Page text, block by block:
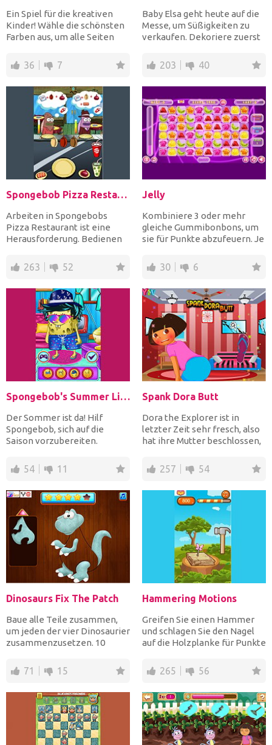
Ein Spiel für die kreativen
Kinder! Wähle die schönsten
Farben aus, um alle Seiten
36 7
Baby Elsa geht heute auf die
Messe, um Süßigkeiten zu
verkaufen. Dekoriere zuerst
203 40
Spongebob Pizza Restaurant
Arbeiten in Spongebobs
Pizza Restaurant ist eine
Herausforderung. Bedienen
263 52
Jelly
Kombiniere 3 oder mehr
gleiche Gummibonbons, um
sie für Punkte abzufeuern. Je
30 6
Spongebob's Summer Life
Der Sommer ist da! Hilf
Spongebob, sich auf die
Saison vorzubereiten.
Haarschnitt...
54 11
Spank Dora Butt
Dora the Explorer ist in
letzter Zeit sehr fresch, also
hat ihre Mutter beschlossen,
257 54
Dinosaurs Fix The Patch
Baue alle Teile zusammen,
um jeden der vier Dinosaurier
zusammenzusetzen. 10
71 15
Hammering Motions
Greifen Sie einen Hammer
und schlagen Sie den Nagel
auf die Holzplanke für Punkte
265 56